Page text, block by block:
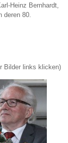
Heinz Bernhardt,
deren 80.
Bilder links klicken)